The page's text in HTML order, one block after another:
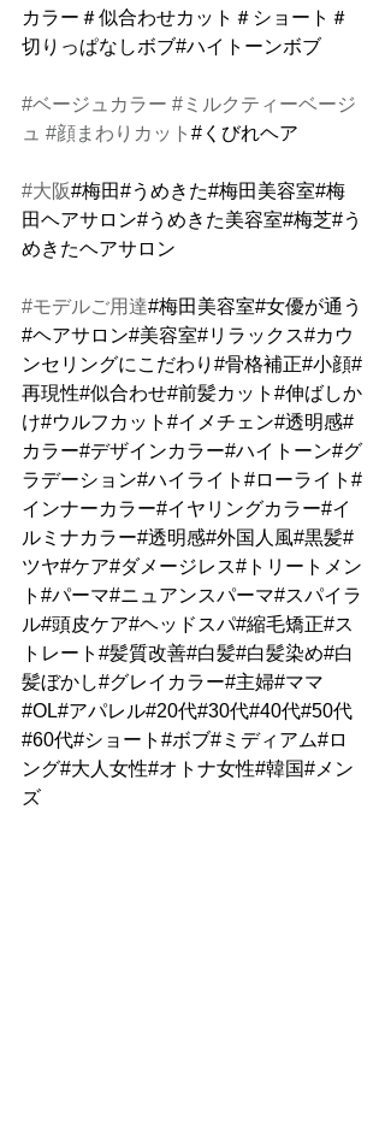
カラー＃似合わせカット＃ショート＃
切りっぱなしボブ#ハイトーンボブ
#ベージュカラー #ミルクティーベージ
ュ #顔まわりカット #くびれヘア
#大阪#梅田#うめきた#梅田美容室#梅
田ヘアサロン#うめきた美容室#梅芝#う
めきたヘアサロン
#モデルご用達#梅田美容室#女優が通う
#ヘアサロン#美容室#リラックス#カウ
ンセリングにこだわり#骨格補正#小顔#
再現性#似合わせ#前髪カット#伸ばしか
け#ウルフカット#イメチェン#透明感#
カラー#デザインカラー#ハイトーン#グ
ラデーション#ハイライト#ローライト#
インナーカラー#イヤリングカラー#イ
ルミナカラー#透明感#外国人風#黒髪#
ツヤ#ケア#ダメージレス#トリートメン
ト#パーマ#ニュアンスパーマ#スパイラ
ル#頭皮ケア#ヘッドスパ#縮毛矯正#ス
トレート#髪質改善#白髪#白髪染め#白
髪ぼかし#グレイカラー#主婦#ママ
#OL#アパレル#20代#30代#40代#50代
#60代#ショート#ボブ#ミディアム#ロ
ング#大人女性#オトナ女性#韓国#メン
ズ